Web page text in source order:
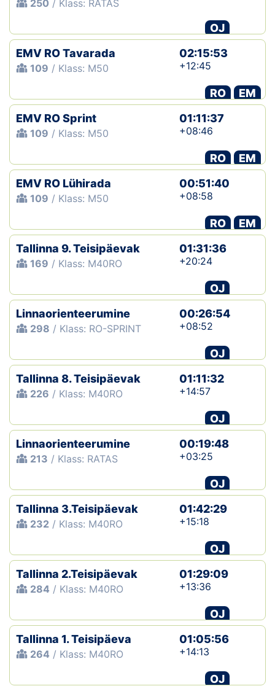
250 / Klass: RATAS
OJ
EMV RO Tavarada
109 / Klass: M50
02:15:53
+12:45
RO
EM
EMV RO Sprint
109 / Klass: M50
01:11:37
+08:46
RO
EM
EMV RO Lühirada
109 / Klass: M50
00:51:40
+08:58
RO
EM
Tallinna 9. Teisipäevak
169 / Klass: M40RO
01:31:36
+20:24
OJ
Linnaorienteerumine
298 / Klass: RO-SPRINT
00:26:54
+08:52
OJ
Tallinna 8. Teisipäevak
226 / Klass: M40RO
01:11:32
+14:57
OJ
Linnaorienteerumine
213 / Klass: RATAS
00:19:48
+03:25
OJ
Tallinna 3.Teisipäevak
232 / Klass: M40RO
01:42:29
+15:18
OJ
Tallinna 2.Teisipäevak
284 / Klass: M40RO
01:29:09
+13:36
OJ
Tallinna 1. Teisipäeva
264 / Klass: M40RO
01:05:56
+14:13
OJ